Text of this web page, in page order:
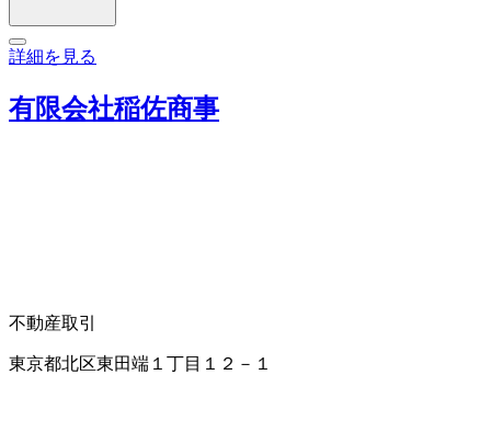
詳細を見る
有限会社稲佐商事
不動産取引
東京都北区東田端１丁目１２－１